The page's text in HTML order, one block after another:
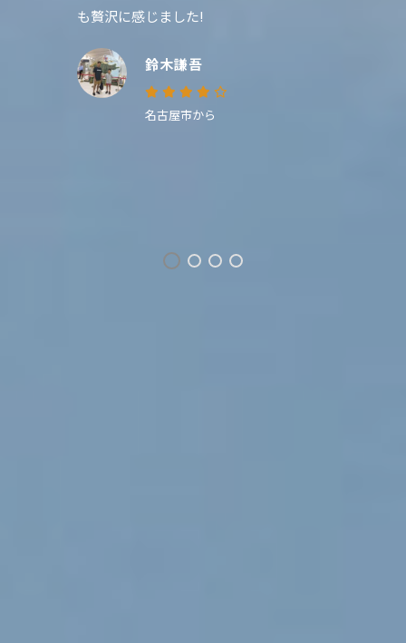
た。それが「モリンゾーツーリストキャンプ」で
環境と快適な滞在設備がここにはあります。
日渡 良爾